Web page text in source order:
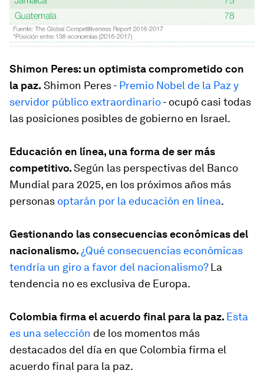
Shimon Peres: un optimista comprometido con
la paz. Shimon Peres - Premio Nobel de la Paz y
servidor público extraordinario- ocupó casi todas
las posiciones posibles de gobierno en Israel.
Educación en línea, una forma de ser más
competitivo.Según las perspectivas del Banco
Mundial para 2025, en los próximos años más
personas optarán por la educación en línea.
Gestionando las consecuencias económicas del
nacionalismo. ¿Qué consecuencias económicas
tendría un giro a favor del nacionalismo?La
tendencia no es exclusiva de Europa.
Colombia firma el acuerdo final para la paz. Esta
es una selección de los momentos más
destacados del día en que Colombia firma el
acuerdo final para la paz.